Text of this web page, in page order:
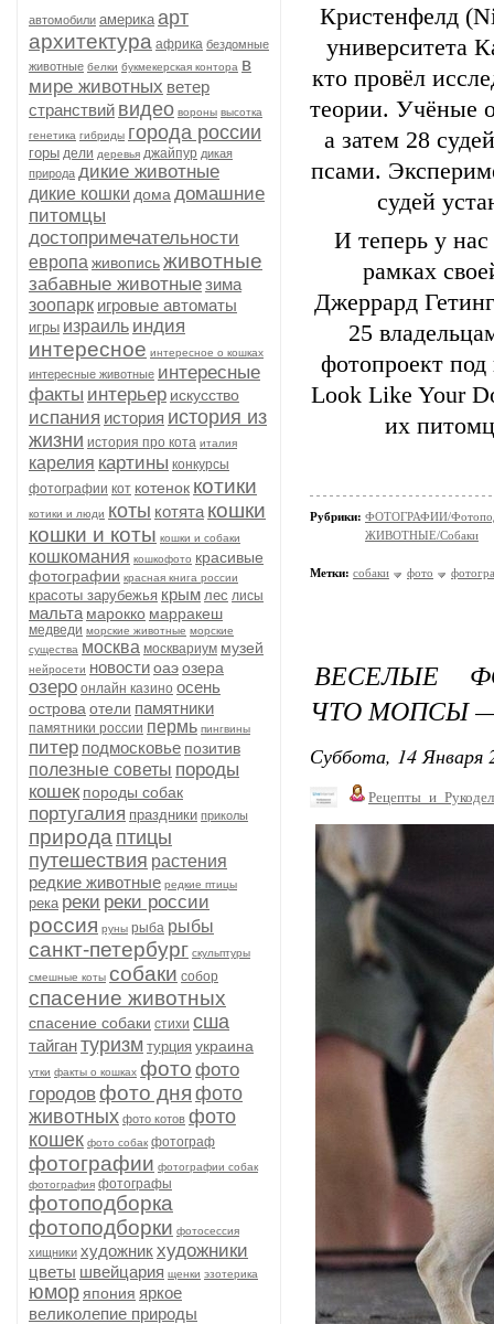
автомобили америка арт
архитектура африка бездомные
животные белки букмекерская контора в
мире животных ветер
странствий видео вороны высотка
генетика гибриды города россии
горы дели деревья джайпур дикая
природа дикие животные
дикие кошки дома домашние
питомцы
достопримечательности
европа живописьживотные
забавные животныезима
зоопарк игровые автоматы
игры израиль индия
интересное интересное о кошках
интересные животные интересные
факты интерьер искусство
испания история история из
жизни история про кота италия
карелия картины конкурсы
фотографии кот котенок котики
котики и люди коты котята кошки
кошки и коты кошки и собаки
кошкомания кошкофото красивые
фотографии красная книга россии
красоты зарубежья крым лес лисы
мальта марокко марракеш
медведи морские животные морские
существа москва москвариум музей
нейросети новостиоаэозера
озеро онлайн казино осень
острова отели памятники
памятники россии пермь пингвины
питер подмосковье позитив
полезные советы породы
кошек породы собак
португалия праздники приколы
природа птицы
путешествия растения
редкие животные редкие птицы
река реки реки россии
россия руны рыба рыбы
санкт-петербург скульптуры
смешные коты собаки собор
спасение животных
спасение собаки стихи сша
тайгантуризм турция украина
утки факты о кошках фото фото
городовфото дня фото
животных фото котов фото
кошек фото собак фотограф
фотографии фотографии собак
фотография фотографы
фотоподборка
фотоподборки фотосессия
хищники художникхудожники
цветы швейцария щенки эзотерика
юмор япония яркое
великолепие природы
Кристенфелд
университета
кто провёл
теории. Учёные
а затем 28
псами.
судей
И теперь у нас
рамках
Джеррард
25
фотопроект
Look Like Your
их
Рубрики: ФОТОГРАФИИ/
ЖИВОТНЫЕ/Собаки
Метки: собаки фото
ВЕСЕЛЫЕ
ЧТО МОПСЫ
Суббота, 14 Января